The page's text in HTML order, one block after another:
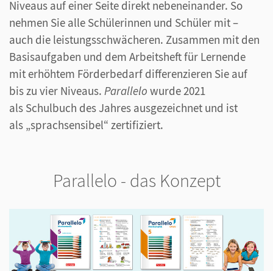
Niveaus auf einer Seite direkt nebeneinander. So
nehmen Sie alle Schülerinnen und Schüler mit –
auch die leistungsschwächeren. Zusammen mit den
Basisaufgaben und dem Arbeitsheft für Lernende
mit erhöhtem Förderbedarf differenzieren Sie auf
bis zu vier Niveaus. Parallelo wurde 2021
als Schulbuch des Jahres ausgezeichnet und ist
als „sprachsensibel“ zertifiziert.
Parallelo - das Konzept